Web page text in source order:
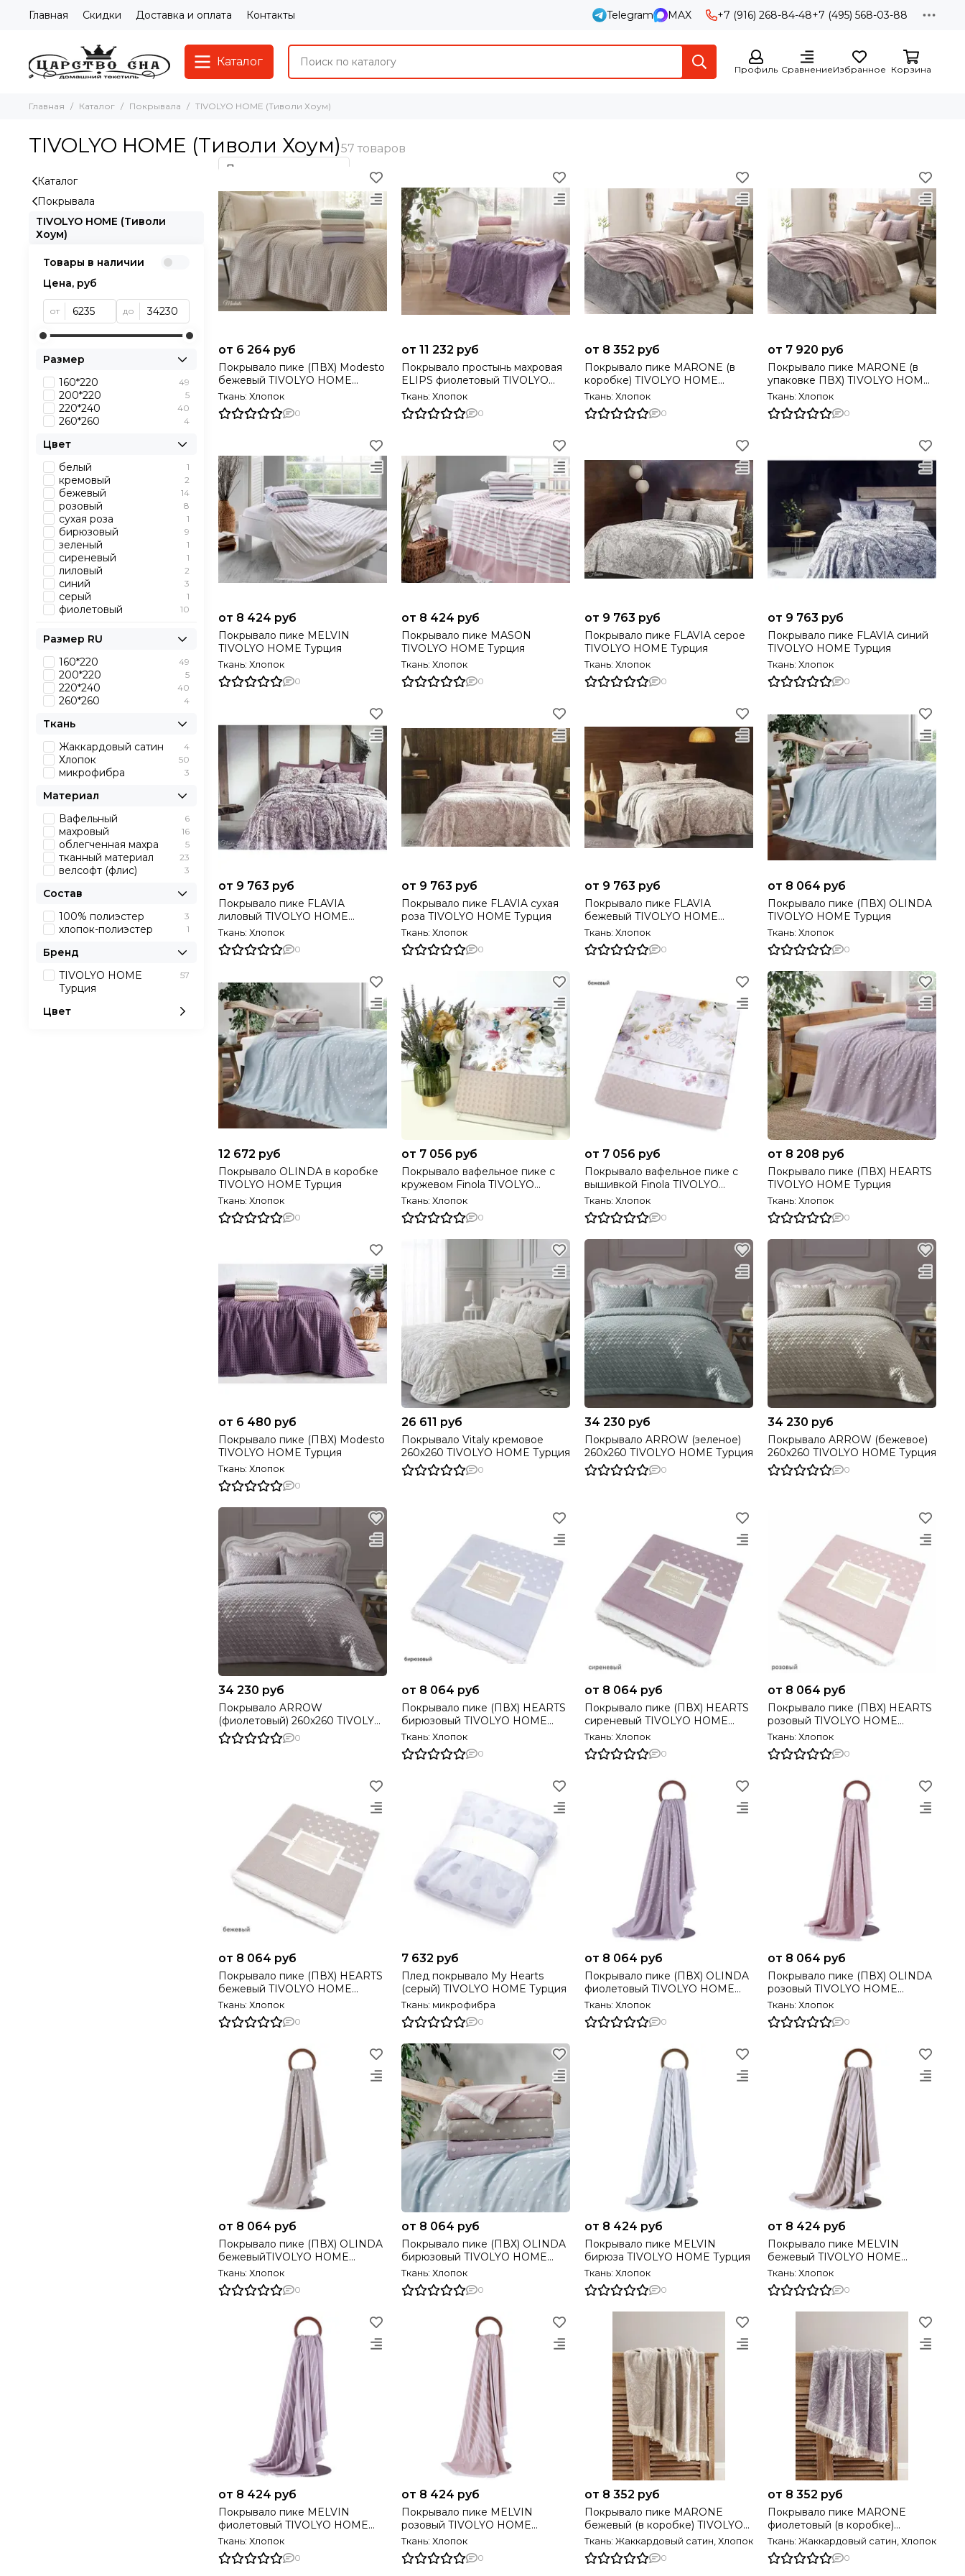
Главная Скидки Доставка и оплата Контакты Telegram MAX +7 (916) 268-84-48+7 (495) 568-03-88
Каталог
Профиль СравнениеИзбранное Корзина
Главная Каталог Покрывала TIVOLYO HOME (Тиволи Хоум)
TIVOLYO HOME (Тиволи Хоум)
от 6 264 руб
Покрывало пике (ПВХ) Modesto
бежевый TIVOLYO HOME
Турция
Ткань: Хлопок
0
от 11 232 руб
Покрывало простынь махровая
ELIPS фиолетовый TIVOLYO
HOME Турция
Ткань: Хлопок
0
от 8 352 руб
Покрывало пике MARONE (в
коробке) TIVOLYO HOME
Турция
Ткань: Хлопок
0
от 7 920 руб
Покрывало пике MARONE (в
упаковке ПВХ) TIVOLYO HOME
Турция
Ткань: Хлопок
0
от 8 424 руб
Покрывало пике MELVIN
TIVOLYO HOME Турция
Ткань: Хлопок
0
от 8 424 руб
Покрывало пике MASON
TIVOLYO HOME Турция
Ткань: Хлопок
0
от 9 763 руб
Покрывало пике FLAVIA серое
TIVOLYO HOME Турция
Ткань: Хлопок
0
от 9 763 руб
Покрывало пике FLAVIA синий
TIVOLYO HOME Турция
Ткань: Хлопок
0
от 9 763 руб
Покрывало пике FLAVIA
лиловый TIVOLYO HOME
Турция
Ткань: Хлопок
0
от 9 763 руб
Покрывало пике FLAVIA сухая
роза TIVOLYO HOME Турция
Ткань: Хлопок
0
от 9 763 руб
Покрывало пике FLAVIA
бежевый TIVOLYO HOME
Турция
Ткань: Хлопок
0
от 8 064 руб
Покрывало пике (ПВХ) OLINDA
TIVOLYO HOME Турция
Ткань: Хлопок
0
12 672 руб
Покрывало OLINDA в коробке
TIVOLYO HOME Турция
Ткань: Хлопок
0
от 7 056 руб
Покрывало вафельное пике с
кружевом Finola TIVOLYO
HOME Турция
Ткань: Хлопок
0
от 7 056 руб
Покрывало вафельное пике с
вышивкой Finola TIVOLYO
HOME Турция
Ткань: Хлопок
0
от 8 208 руб
Покрывало пике (ПВХ) HEARTS
TIVOLYO HOME Турция
Ткань: Хлопок
0
от 6 480 руб
Покрывало пике (ПВХ) Modesto
TIVOLYO HOME Турция
Ткань: Хлопок
0
26 611 руб
Покрывало Vitaly кремовое
260х260 TIVOLYO HOME Турция
0
34 230 руб
Покрывало ARROW (зеленое)
260х260 TIVOLYO HOME Турция
0
34 230 руб
Покрывало ARROW (бежевое)
260х260 TIVOLYO HOME Турция
0
34 230 руб
Покрывало ARROW
(фиолетовый) 260х260 TIVOLYO
HOME Турция 0
от 8 064 руб
Покрывало пике (ПВХ) HEARTS
бирюзовый TIVOLYO HOME
Турция
Ткань: Хлопок
0
от 8 064 руб
Покрывало пике (ПВХ) HEARTS
сиреневый TIVOLYO HOME
Турция
Ткань: Хлопок
0
от 8 064 руб
Покрывало пике (ПВХ) HEARTS
розовый TIVOLYO HOME
Турция
Ткань: Хлопок
0
от 8 064 руб
Покрывало пике (ПВХ) HEARTS
бежевый TIVOLYO HOME
Турция
Ткань: Хлопок
0
7 632 руб
Плед покрывало My Hearts
(серый) TIVOLYO HOME Турция
Ткань: микрофибра
0
от 8 064 руб
Покрывало пике (ПВХ) OLINDA
фиолетовый TIVOLYO HOME
Турция
Ткань: Хлопок
0
от 8 064 руб
Покрывало пике (ПВХ) OLINDA
розовый TIVOLYO HOME
Турция
Ткань: Хлопок
0
от 8 064 руб
Покрывало пике (ПВХ) OLINDA
бежевыйTIVOLYO HOME
Турция
Ткань: Хлопок
0
от 8 064 руб
Покрывало пике (ПВХ) OLINDA
бирюзовый TIVOLYO HOME
Турция
Ткань: Хлопок
0
от 8 424 руб
Покрывало пике MELVIN
бирюза TIVOLYO HOME Турция
Ткань: Хлопок
0
от 8 424 руб
Покрывало пике MELVIN
бежевый TIVOLYO HOME
Турция
Ткань: Хлопок
0
от 8 424 руб
Покрывало пике MELVIN
фиолетовый TIVOLYO HOME
Турция
Ткань: Хлопок
0
от 8 424 руб
Покрывало пике MELVIN
розовый TIVOLYO HOME
Турция
Ткань: Хлопок
0
от 8 352 руб
Покрывало пике MARONE
бежевый (в коробке) TIVOLYO
HOME Турция
Ткань: Жаккардовый сатин, Хлопок
0
от 8 352 руб
Покрывало пике MARONE
фиолетовый (в коробке)
TIVOLYO HOME Турция
Ткань: Жаккардовый сатин, Хлопок
0
Каталог
Покрывала
TIVOLYO HOME (Тиволи
Хоум)
Товары в наличии
Цена, руб
от до
Размер
160*220
49
200*220 5
220*240 40
260*260 4
Цвет
белый
1
кремовый 2
бежевый 14
розовый 8
сухая роза 1
бирюзовый 9
зеленый 1
сиреневый 1
лиловый 2
синий 3
серый 1
фиолетовый 10
Размер RU
160*220
49
200*220 5
220*240 40
260*260 4
Ткань
Жаккардовый сатин
4
Хлопок 50
микрофибра 3
Материал
Вафельный
6
махровый 16
облегченная махра 5
тканный материал 23
велсофт (флис) 3
Состав
100% полиэстер
3
хлопок-полиэстер 1
Бренд
TIVOLYO HOME
Турция
57
Цвет